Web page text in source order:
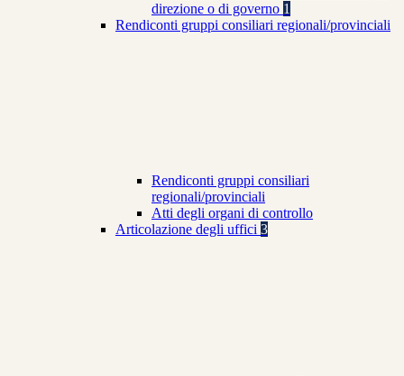
direzione o di governo 1
Rendiconti gruppi consiliari regionali/provinciali
Rendiconti gruppi consiliari
regionali/provinciali
Atti degli organi di controllo
Articolazione degli uffici 3